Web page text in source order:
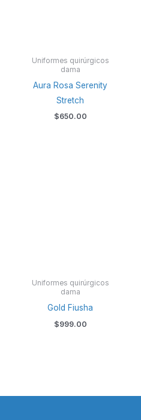
Uniformes quirúrgicos
dama
Aura Rosa Serenity
Stretch
$650.00
Uniformes quirúrgicos
dama
Gold Fiusha
$999.00